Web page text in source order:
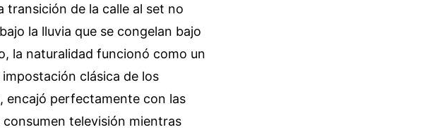
de la calle al set no
la lluvia que se congelan bajo
la naturalidad funcionó como un
clásica de los
encajó perfectamente con las
consumen televisión mientras